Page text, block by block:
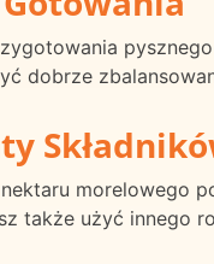
dobrze
morelowego
także użyć innego